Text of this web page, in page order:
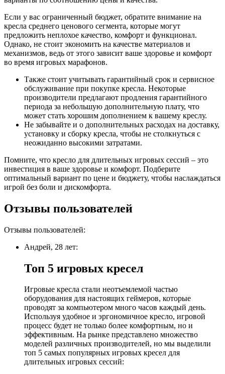
Если у вас ограниченный бюджет, обратите внимание на
кресла среднего ценового сегмента, которые могут
предложить неплохое качество, комфорт и функционал.
Однако, не стоит экономить на качестве материалов и
механизмов, ведь от этого зависит ваше здоровье и комфорт
во время игровых марафонов.
Также стоит учитывать гарантийный срок и сервисное
обслуживание при покупке кресла. Некоторые
производители предлагают продления гарантийного
периода за небольшую дополнительную плату, что
может стать хорошим дополнением к вашему креслу.
Не забывайте и о дополнительных расходах на доставку,
установку и сборку кресла, чтобы не столкнуться с
неожиданно высокими затратами.
Помните, что кресло для длительных игровых сессий – это
инвестиция в ваше здоровье и комфорт. Подберите
оптимальный вариант по цене и бюджету, чтобы наслаждаться
игрой без боли и дискомфорта.
Отзывы пользователей
Отзывы пользователей:
Андрей, 28 лет:
Топ 5 игровых кресел
Игровые кресла стали неотъемлемой частью
оборудования для настоящих геймеров, которые
проводят за компьютером много часов каждый день.
Используя удобное и эргономичное кресло, игровой
процесс будет не только более комфортным, но и
эффективным. На рынке представлено множество
моделей различных производителей, но мы выделили
топ 5 самых популярных игровых кресел для
длительных игровых сессий: